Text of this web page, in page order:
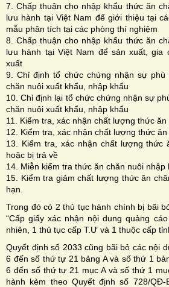
7. Chấp thuận cho nhập khẩu thức ăn
lưu hành tại Việt Nam để giới thiệu tại
mẫu phân tích tại các phòng thí nghiệm
8. Chấp thuận cho nhập khẩu thức ăn
lưu hành tại Việt Nam để sản xuất, gia
xuất
9. Chỉ định tổ chức chứng nhận sự
chăn nuôi xuất khẩu, nhập khẩu
10. Chỉ định lại tổ chức chứng nhận sự
chăn nuôi xuất khẩu, nhập khẩu
11. Kiểm tra, xác nhận chất lượng thức
12. Kiểm tra, xác nhận chất lượng thức
13. Kiểm tra, xác nhận chất lượng thức
hoặc bị trả về
14. Miễn kiểm tra thức ăn chăn nuôi nhập
15. Kiểm tra giảm chất lượng thức ăn
hạn.
Trong đó có 2 thủ tục hành chính bị bãi
“Cấp giấy xác nhận nội dung quảng
nhiên, 1 thủ tục cấp T.Ư và 1 thuộc cấp
Quyết định số 2033 cũng bãi bỏ các nội
6 đến số thứ tự 21 bảng A và số thứ 1
6 đến số thứ tự 21 mục A và số thứ 1
hành kèm theo Quyết định số 728/QĐ-